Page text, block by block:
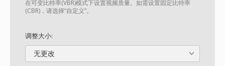
在可变比特率(VBR)模式下设置视频质量。如需设置固定比特率
(CBR)，请选择“自定义”。
调整大小:
无更改